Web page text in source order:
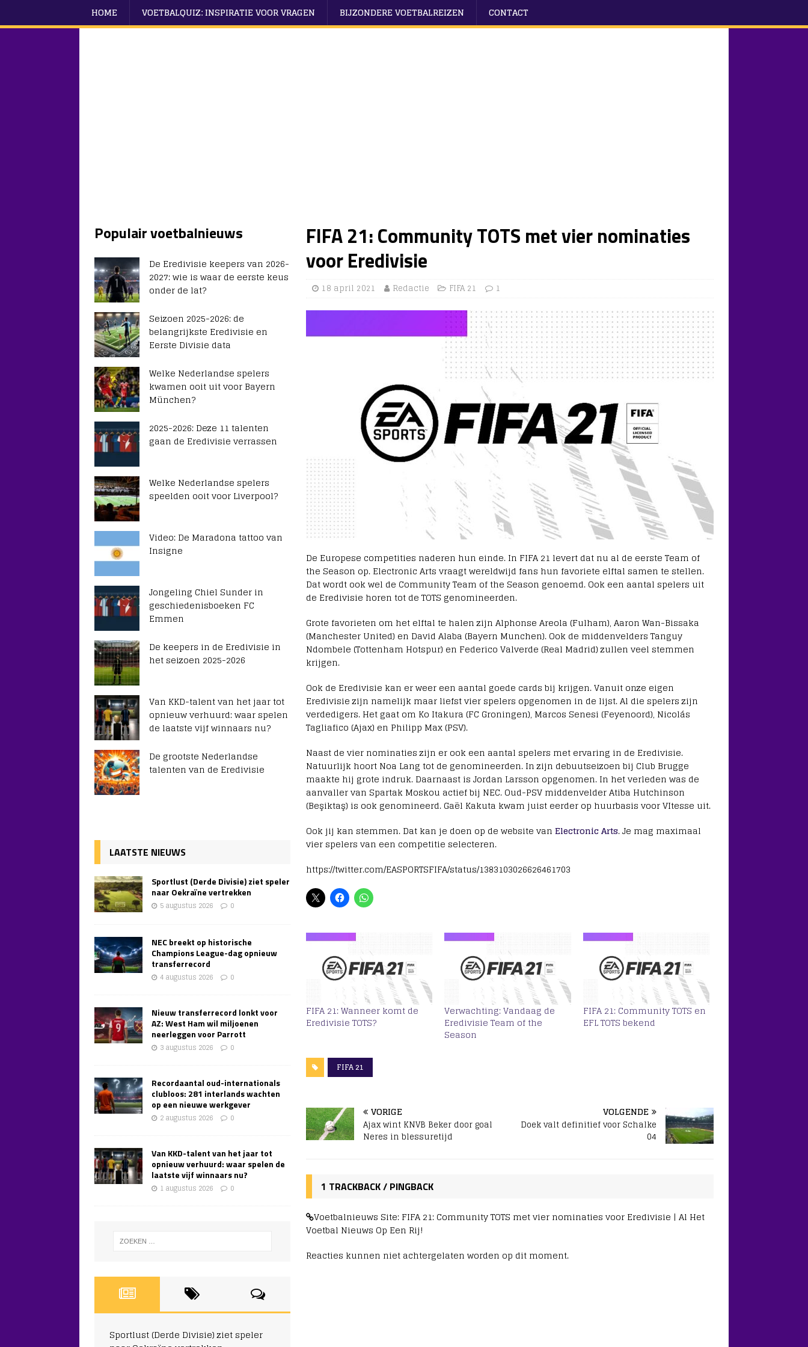
HOME VOETBALQUIZ: INSPIRATIE VOOR VRAGEN BIJZONDERE VOETBALREIZEN CONTACT
FIFA 21: Community TOTS met vier nominaties
voor Eredivisie
18 april 2021 Redactie FIFA 21 1
De Europese competities naderen hun einde. In FIFA 21 levert dat nu al de eerste Team of
the Season op. Electronic Arts vraagt wereldwijd fans hun favoriete elftal samen te stellen.
Dat wordt ook wel de Community Team of the Season genoemd. Ook een aantal spelers uit
de Eredivisie horen tot de TOTS genomineerden.
Grote favorieten om het elftal te halen zijn Alphonse Areola (Fulham), Aaron Wan-Bissaka
(Manchester United) en David Alaba (Bayern Munchen). Ook de middenvelders Tanguy
Ndombele (Tottenham Hotspur) en Federico Valverde (Real Madrid) zullen veel stemmen
krijgen.
Ook de Eredivisie kan er weer een aantal goede cards bij krijgen. Vanuit onze eigen
Eredivisie zijn namelijk maar liefst vier spelers opgenomen in de lijst. Al die spelers zijn
verdedigers. Het gaat om Ko Itakura (FC Groningen), Marcos Senesi (Feyenoord), Nicolás
Tagliafico (Ajax) en Philipp Max (PSV).
Naast de vier nominaties zijn er ook een aantal spelers met ervaring in de Eredivisie.
Natuurlijk hoort Noa Lang tot de genomineerden. In zijn debuutseizoen bij Club Brugge
maakte hij grote indruk. Daarnaast is Jordan Larsson opgenomen. In het verleden was de
aanvaller van Spartak Moskou actief bij NEC. Oud-PSV middenvelder Atiba Hutchinson
(Beşiktaş) is ook genomineerd. Gaël Kakuta kwam juist eerder op huurbasis voor VItesse uit.
Ook jij kan stemmen. Dat kan je doen op de website van Electronic Arts. Je mag maximaal
vier spelers van een competitie selecteren.
https://twitter.com/EASPORTSFIFA/status/1383103026626461703
FIFA 21: Wanneer komt de
Eredivisie TOTS?
Verwachting: Vandaag de
Eredivisie Team of the
Season
FIFA 21: Community TOTS en
EFL TOTS bekend
FIFA 21
VORIGE
Ajax wint KNVB Beker door goal
Neres in blessuretijd
VOLGENDE
Doek valt definitief voor Schalke
04
1 TRACKBACK / PINGBACK
Voetbalnieuws Site: FIFA 21: Community TOTS met vier nominaties voor Eredivisie | Al Het
Voetbal Nieuws Op Een Rij!
Reacties kunnen niet achtergelaten worden op dit moment.
Populair voetbalnieuws
De Eredivisie keepers van 2026-
2027: wie is waar de eerste keus
onder de lat?
Seizoen 2025-2026: de
belangrijkste Eredivisie en
Eerste Divisie data
Welke Nederlandse spelers
kwamen ooit uit voor Bayern
München?
2025-2026: Deze 11 talenten
gaan de Eredivisie verrassen
Welke Nederlandse spelers
speelden ooit voor Liverpool?
Video: De Maradona tattoo van
Insigne
Jongeling Chiel Sunder in
geschiedenisboeken FC
Emmen
De keepers in de Eredivisie in
het seizoen 2025-2026
Van KKD-talent van het jaar tot
opnieuw verhuurd: waar spelen
de laatste vijf winnaars nu?
De grootste Nederlandse
talenten van de Eredivisie
LAATSTE NIEUWS
Sportlust (Derde Divisie) ziet speler
naar Oekraïne vertrekken
5 augustus 2026 0
NEC breekt op historische
Champions League-dag opnieuw
transferrecord
4 augustus 2026 0
Nieuw transferrecord lonkt voor
AZ: West Ham wil miljoenen
neerleggen voor Parrott
3 augustus 2026 0
Recordaantal oud-internationals
clubloos: 281 interlands wachten
op een nieuwe werkgever
2 augustus 2026 0
Van KKD-talent van het jaar tot
opnieuw verhuurd: waar spelen de
laatste vijf winnaars nu?
1 augustus 2026 0
Sportlust (Derde Divisie) ziet speler